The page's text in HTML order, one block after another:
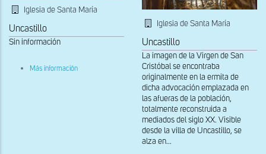
Iglesia de Santa María
Uncastillo
Sin información
Más información
Iglesia de Santa María
Uncastillo
La imagen de la Virgen de San
Cristóbal se encontraba
originalmente en la ermita de
dicha advocación emplazada en
las afueras de la población,
totalmente reconstruida a
mediados del siglo XX. Visible
desde la villa de Uncastillo, se
alza en...